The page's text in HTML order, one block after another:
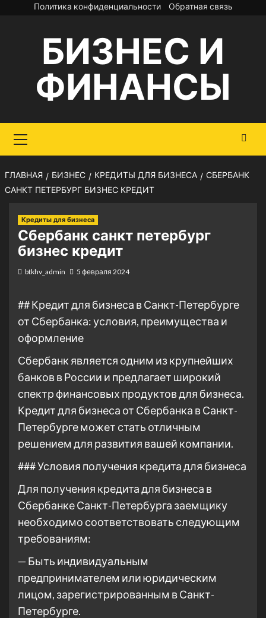
Перейти
содержимому
Политика конфиденциальности Обратная связь
БИЗНЕС И
ФИНАНСЫ
меню
ГЛАВНАЯ БИЗНЕС КРЕДИТЫ ДЛЯ БИЗНЕСА
СБЕРБАНК
САНКТ ПЕТЕРБУРГ БИЗНЕС КРЕДИТ
Кредиты для бизнеса
Сбербанк санкт петербург
бизнес кредит
btkhv_admin 5 февраля 2024
## Кредит для бизнеса в Санкт-Петербурге
от Сбербанка: условия, преимущества и
оформление
Сбербанк является одним из крупнейших
банков в России и предлагает широкий
спектр финансовых продуктов для бизнеса.
Кредит для бизнеса от Сбербанка в Санкт-
Петербурге может стать отличным
решением для развития вашей компании.
### Условия получения кредита для бизнеса
Для получения кредита для бизнеса в
Сбербанке Санкт-Петербурга заемщику
необходимо соответствовать следующим
требованиям:
— Быть индивидуальным
предпринимателем или юридическим
лицом, зарегистрированным в Санкт-
Петербурге.